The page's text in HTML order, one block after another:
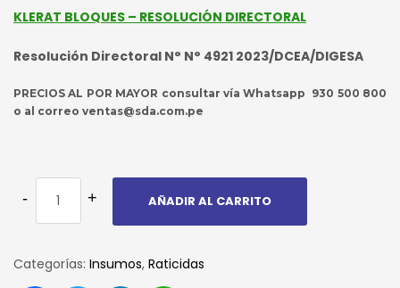
KLERAT BLOQUES – RESOLUCIÓN DIRECTORAL
Resolución Directoral N° N° 4921 2023/DCEA/DIGESA
PRECIOS AL POR MAYOR consultar vía Whatsapp 930 500 800
o al correo ventas@sda.com.pe
AÑADIR AL CARRITO
Categorías: Insumos, Raticidas